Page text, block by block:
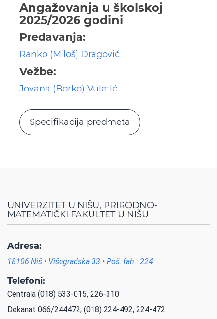
Angažovanja u školskoj
2025/2026 godini
Predavanja:
Ranko (Miloš) Dragović
Vežbe:
Jovana (Borko) Vuletić
Specifikacija predmeta
UNIVERZITET U NIŠU, PRIRODNO-
MATEMATIČKI FAKULTET U NIŠU
Adresa:
18106 Niš • Višegradska 33 • Poš. fah : 224
Telefoni:
Centrala (018) 533-015, 226-310
Dekanat 066/244472, (018) 224-492, 224-472